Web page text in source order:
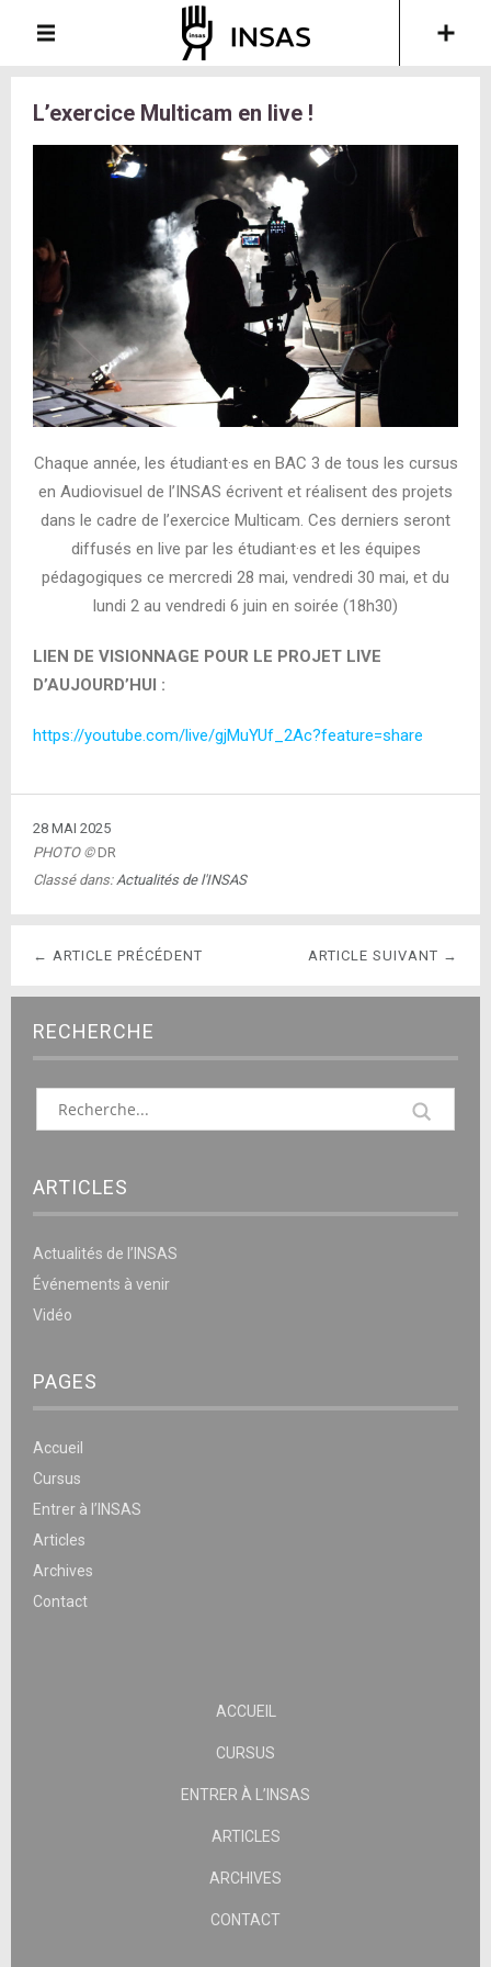
L’exercice Multicam en live !
Chaque année, les étudiant·es en BAC 3 de tous les cursus
en Audiovisuel de l’INSAS écrivent et réalisent des projets
dans le cadre de l’exercice Multicam. Ces derniers seront
diffusés en live par les étudiant·es et les équipes
pédagogiques ce mercredi 28 mai, vendredi 30 mai, et du
lundi 2 au vendredi 6 juin en soirée (18h30)
LIEN DE VISIONNAGE POUR LE PROJET LIVE
D’AUJOURD’HUI :
https://youtube.com/live/gjMuYUf_2Ac?feature=share
28 MAI 2025
PHOTO ©DR
Classé dans:Actualités de l'INSAS
ARTICLE SUIVANT →
← ARTICLE PRÉCÉDENT
RECHERCHE
ARTICLES
Actualités de l’INSAS
Événements à venir
Vidéo
PAGES
Accueil
Cursus
Entrer à l’INSAS
Articles
Archives
Contact
ACCUEIL
CURSUS
ENTRER À L’INSAS
ARTICLES
ARCHIVES
CONTACT